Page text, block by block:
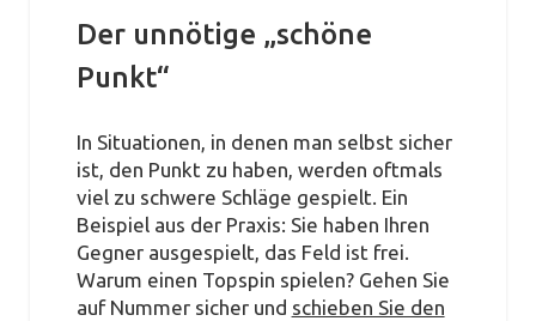
Der unnötige „schöne
Punkt“
In Situationen, in denen man selbst sicher
ist, den Punkt zu haben, werden oftmals
viel zu schwere Schläge gespielt. Ein
Beispiel aus der Praxis: Sie haben Ihren
Gegner ausgespielt, das Feld ist frei.
Warum einen Topspin spielen? Gehen Sie
auf Nummer sicher und schieben Sie den